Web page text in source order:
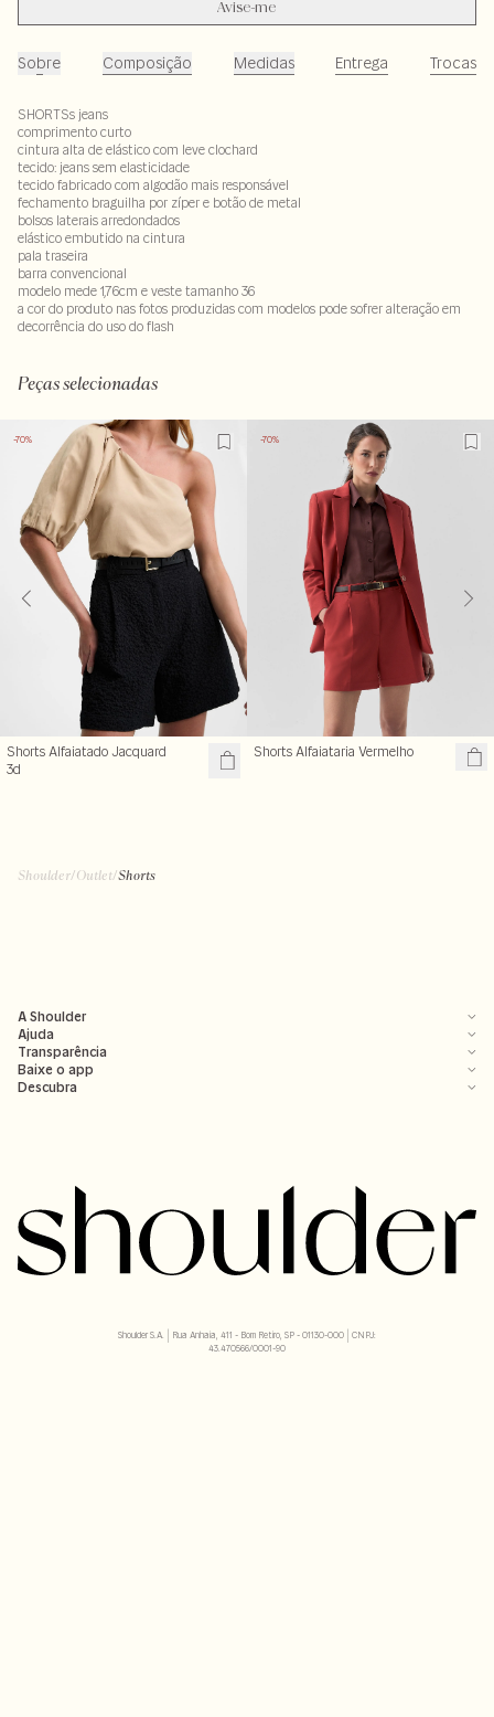
Avise-me
Sobre Composição Medidas Entrega Trocas
SHORTSs jeans
comprimento curto
cintura alta de elástico com leve clochard
tecido: jeans sem elasticidade
tecido fabricado com algodão mais responsável
fechamento braguilha por zíper e botão de metal
bolsos laterais arredondados
elástico embutido na cintura
pala traseira
barra convencional
modelo mede 1,76cm e veste tamanho 36
a cor do produto nas fotos produzidas com modelos pode sofrer alteração em
decorrência do uso do flash
Peças selecionadas
-70%
Shorts Alfaiatado Jacquard
3d
-70%
Shorts Alfaiataria Vermelho
Shoulder/Outlet/Shorts
A Shoulder
Ajuda
Transparência
Baixe o app
Descubra
Shoulder S.A. | Rua Anhaia, 411 - Bom Retiro, SP - 01130-000 | CNPJ:
43.470566/0001-90